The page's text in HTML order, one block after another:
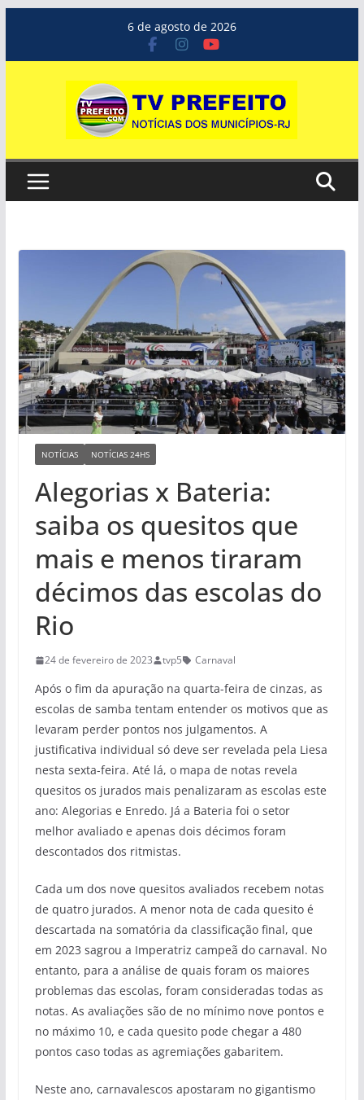
o
6 de agosto de 2026
NOTÍCIAS NOTÍCIAS 24HS
Alegorias x Bateria:
saiba os quesitos que
mais e menos tiraram
décimos das escolas do
Rio
24 de fevereiro de 2023 tvp5 Carnaval
Após o fim da apuração na quarta-feira de cinzas, as
escolas de samba tentam entender os motivos que as
levaram perder pontos nos julgamentos. A
justificativa individual só deve ser revelada pela Liesa
nesta sexta-feira. Até lá, o mapa de notas revela
quesitos os jurados mais penalizaram as escolas este
ano: Alegorias e Enredo. Já a Bateria foi o setor
melhor avaliado e apenas dois décimos foram
descontados dos ritmistas.
Cada um dos nove quesitos avaliados recebem notas
de quatro jurados. A menor nota de cada quesito é
descartada na somatória da classificação final, que
em 2023 sagrou a Imperatriz campeã do carnaval. No
entanto, para a análise de quais foram os maiores
problemas das escolas, foram consideradas todas as
notas. As avaliações são de no mínimo nove pontos e
no máximo 10, e cada quesito pode chegar a 480
pontos caso todas as agremiações gabaritem.
Neste ano, carnavalescos apostaram no gigantismo